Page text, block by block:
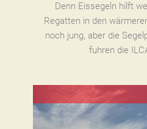
Denn Eissegeln hilft
Regatten in den
noch jung, aber die
fuhren die